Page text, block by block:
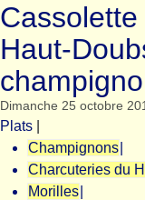
Haut-
Dimanche 25 octobre
Plats
Champignons
Charcuteries du
Morilles